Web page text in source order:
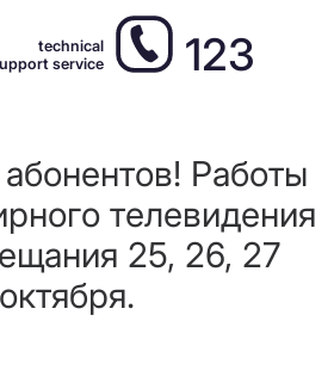
technical
service
123
Работы
телевидения
25, 26, 27
октября.